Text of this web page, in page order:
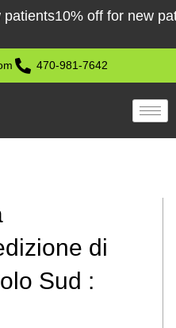
10% off for new patients
470-981-7642
di
Sud :